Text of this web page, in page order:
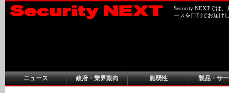
Security NEXTでは
ースを日刊でお届け
ニュース 政府・業界動向 脆弱性 製品・サ